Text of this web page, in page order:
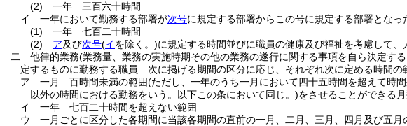
(2)
一年 三百六十時間
イ
一年において勤務する部署が次号に規定する部署からこの号に規定する部署とな
(1)
一年 七百二十時間
(2)
ア及び次号(イを除く。)に規定する時間並びに職員の健康及び福祉を考慮して
二
他律的業務(業務量、業務の実施時期その他の業務の遂行に関する事項を自ら決定す
定するものに勤務する職員 次に掲げる期間の区分に応じ、それぞれ次に定める時間の
ア
一月 百時間未満の範囲(ただし、一年のうち一月において四十五時間を超えて時
以外の時間における勤務をいう。以下この条において同じ。)をさせることができる
イ
一年 七百二十時間を超えない範囲
ウ
一月ごとに区分した各期間に当該各期間の直前の一月、二月、三月、四月及び五